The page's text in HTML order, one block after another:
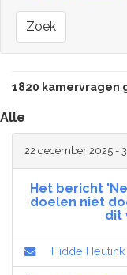
Zoek
1820 kamervragen
Alle
22 december 2025 -
Het bericht
doelen niet
dit
Hidde Heutink